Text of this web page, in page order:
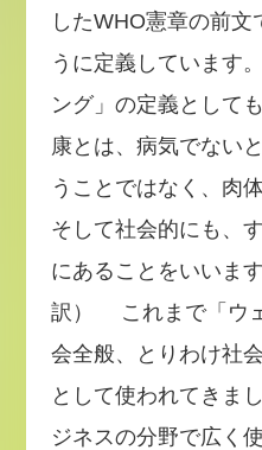
したWHO憲章の前文
うに定義しています
ング」の定義として
康とは、病気でない
うことではなく、肉
そして社会的にも、
にあることをいいま
訳）
これまで「ウ
会全般、とりわけ社
として使われてきま
ジネスの分野で広く